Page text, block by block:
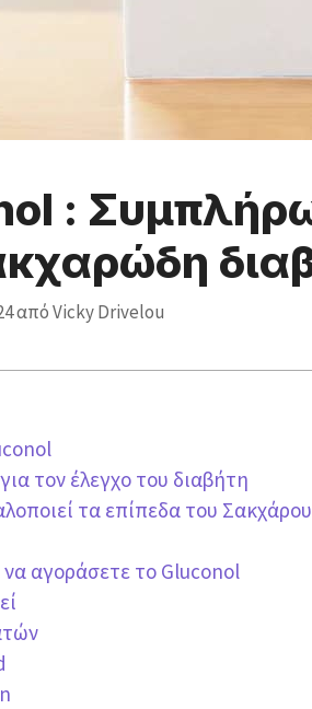
:
απόVicky Drivelou
τον έλεγχο του διαβήτη
τα επίπεδα του Σακχάρου
αγοράσετε το Gluconol